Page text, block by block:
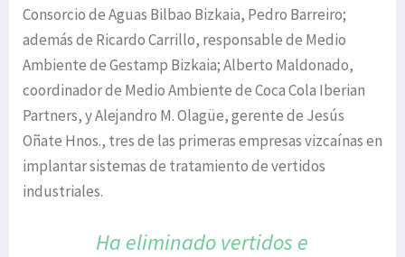
Consorcio de Aguas Bilbao Bizkaia, Pedro Barreiro;
además de Ricardo Carrillo, responsable de Medio
Ambiente de Gestamp Bizkaia; Alberto Maldonado,
coordinador de Medio Ambiente de Coca Cola Iberian
Partners, y Alejandro M. Olagüe, gerente de Jesús
Oñate Hnos., tres de las primeras empresas vizcaínas en
implantar sistemas de tratamiento de vertidos
industriales.
Ha eliminado vertidos e